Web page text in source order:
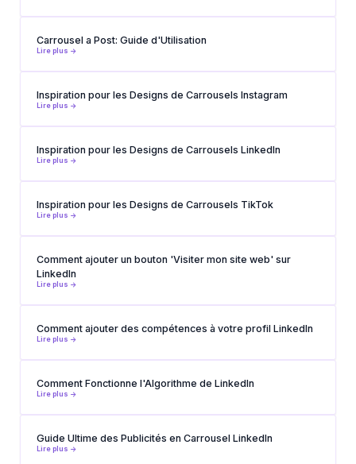
Carrousel a Post: Guide d'Utilisation
Lire plus ->
Inspiration pour les Designs de Carrousels Instagram
Lire plus ->
Inspiration pour les Designs de Carrousels LinkedIn
Lire plus ->
Inspiration pour les Designs de Carrousels TikTok
Lire plus ->
Comment ajouter un bouton 'Visiter mon site web' sur
LinkedIn
Lire plus ->
Comment ajouter des compétences à votre profil LinkedIn
Lire plus ->
Comment Fonctionne l'Algorithme de LinkedIn
Lire plus ->
Guide Ultime des Publicités en Carrousel LinkedIn
Lire plus ->